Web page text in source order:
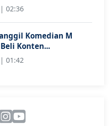
02:36
Komedian M
Konten...
01:42